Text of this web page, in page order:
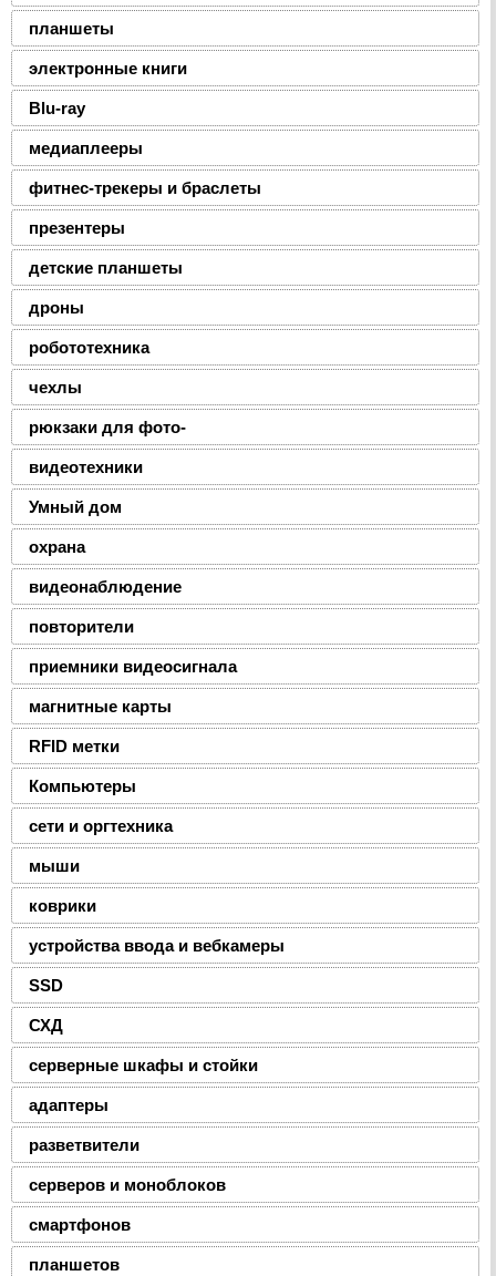
планшеты
электронные книги
Blu-ray
медиаплееры
фитнес-трекеры и браслеты
презентеры
детские планшеты
дроны
робототехника
чехлы
рюкзаки для фото-
видеотехники
Умный дом
охрана
видеонаблюдение
повторители
приемники видеосигнала
магнитные карты
RFID метки
Компьютеры
сети и оргтехника
мыши
коврики
устройства ввода и вебкамеры
SSD
СХД
серверные шкафы и стойки
адаптеры
разветвители
серверов и моноблоков
смартфонов
планшетов